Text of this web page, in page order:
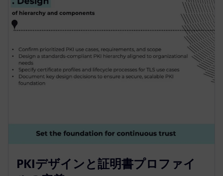
PKIデザインと証明書プロファイ